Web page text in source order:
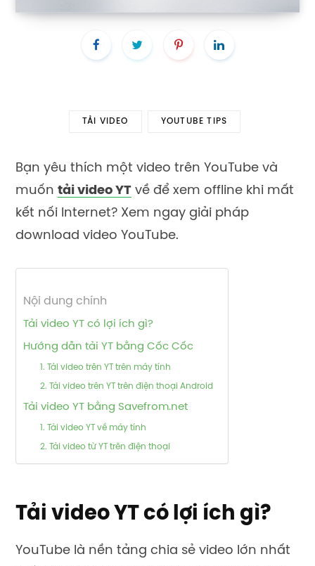
TẢI VIDEO YOUTUBE TIPS
Bạn yêu thích một video trên YouTube và
muốn tải video YT về để xem offline khi mất
kết nối Internet? Xem ngay giải pháp
download video YouTube.
Nội dung chính
Tải video YT có lợi ích gì?
Hướng dẫn tải YT bằng Cốc Cốc
1. Tải video trên YT trên máy tính
2. Tải video trên YT trên điện thoại Android
Tải video YT bằng Savefrom.net
1. Tải video YT về máy tính
2. Tải video từ YT trên điện thoại
Tải video YT có lợi ích gì?
YouTube là nền tảng chia sẻ video lớn nhất